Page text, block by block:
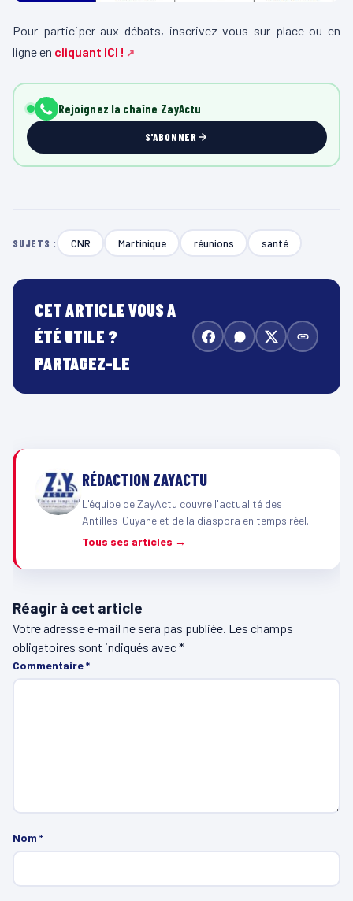
Pour participer aux débats, inscrivez vous sur place ou en
ligne en cliquant ICI !
Rejoignez la chaîne ZayActu
S'ABONNER
SUJETS : CNR Martinique réunions santé
CET ARTICLE VOUS A
ÉTÉ UTILE ?
PARTAGEZ-LE
RÉDACTION ZAYACTU
L'équipe de ZayActu couvre l'actualité des
Antilles-Guyane et de la diaspora en temps réel.
Tous ses articles →
Réagir à cet article
Votre adresse e-mail ne sera pas publiée. Les champs
obligatoires sont indiqués avec*
Commentaire*
Nom *